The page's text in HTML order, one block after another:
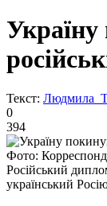
Текст: Людмила
0
394
Фото:
Російський
український